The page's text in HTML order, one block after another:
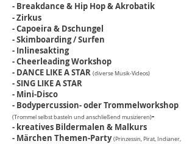
- Breakdance & Hip Hop & Akrobatik
- Zirkus
- Capoeira & Dschungel
- Skimboarding / Surfen
- Inlinesakting
- Cheerleading Workshop
- DANCE LIKE A STAR (diverse Musik-Videos)
- SING LIKE A STAR
- Mini-Disco
- Bodypercussion- oder Trommelworkshop
(Trommel selbst basteln und anschließend musizieren)-
- kreatives Bildermalen & Malkurs
- Märchen Themen-Party(Prinzessin, Pirat, Indianer,